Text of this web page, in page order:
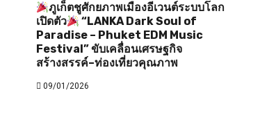
ภูเก็ตชูศักยภาพเมืองอีเวนต์ระบบโลก
เปิดตัว
“LANKA Dark Soul of
Paradise – Phuket EDM Music
Festival” ขับเคลื่อนเศรษฐกิจ
สร้างสรรค์–ท่องเที่ยวคุณภาพ
09/01/2026